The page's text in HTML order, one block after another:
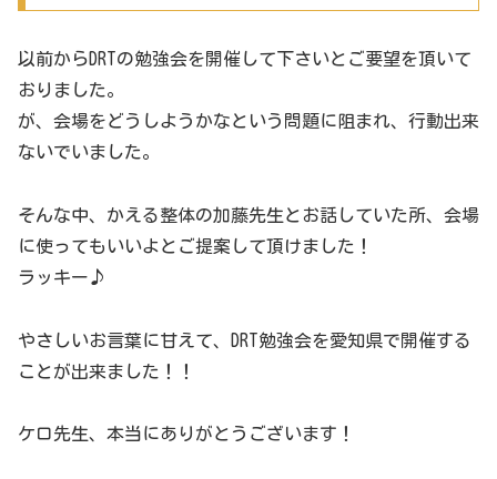
以前からDRTの勉強会を開催して下さいとご要望を頂いて
おりました。
が、会場をどうしようかなという問題に阻まれ、行動出来
ないでいました。
そんな中、かえる整体の加藤先生とお話していた所、会場
に使ってもいいよとご提案して頂けました！
ラッキー♪
やさしいお言葉に甘えて、DRT勉強会を愛知県で開催する
ことが出来ました！！
ケロ先生、本当にありがとうございます！